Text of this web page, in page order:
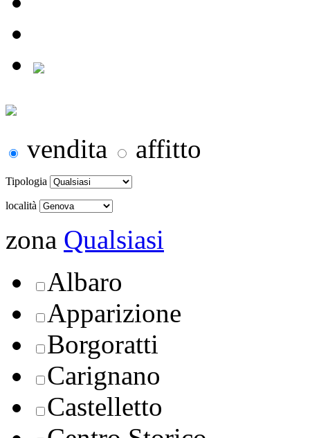
vendita affitto
Tipologia
località
zona Qualsiasi
Albaro
Apparizione
Borgoratti
Carignano
Castelletto